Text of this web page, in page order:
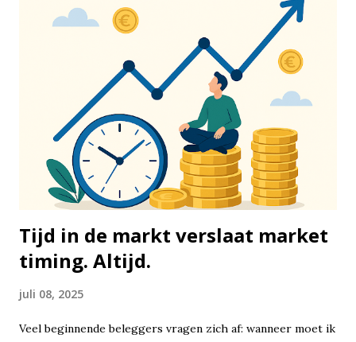
in drie duidelijke categorieën: 50% gaat naar vaste lasten
en noodzakelijke uitgaven, 30% naar persoonlijke uitgaven
en lifestyle, en 20% naar sparen of het aflossen van
schulden. Het mooie is dat deze methode op elk
inkomensniveau toepasbaar is. Of je nu €1.500 of €5.000
netto per maand verdient, de verhouding blijft hetzelfde.
De eerste categorie, 50%, is bedoeld voor je vaste lasten
en noodzakelijke uitgaven. Denk hierbij aan je huur of
hypotheek, energiekosten, water, internet, boodschappen,
zorgv...
Tijd in de markt verslaat market
timing. Altijd.
juli 08, 2025
Veel beginnende beleggers vragen zich af: wanneer moet ik